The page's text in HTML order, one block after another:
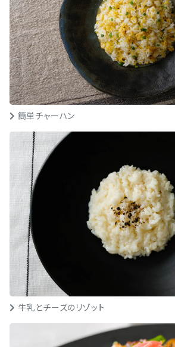
簡単チャーハン
牛乳とチーズのリゾット